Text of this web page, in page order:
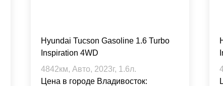
Hyundai Tucson Gasoline 1.6 Turbo
Inspiration 4WD
4842км, Авто, 2023г, 1.6л.
Цена в городе Владивосток: